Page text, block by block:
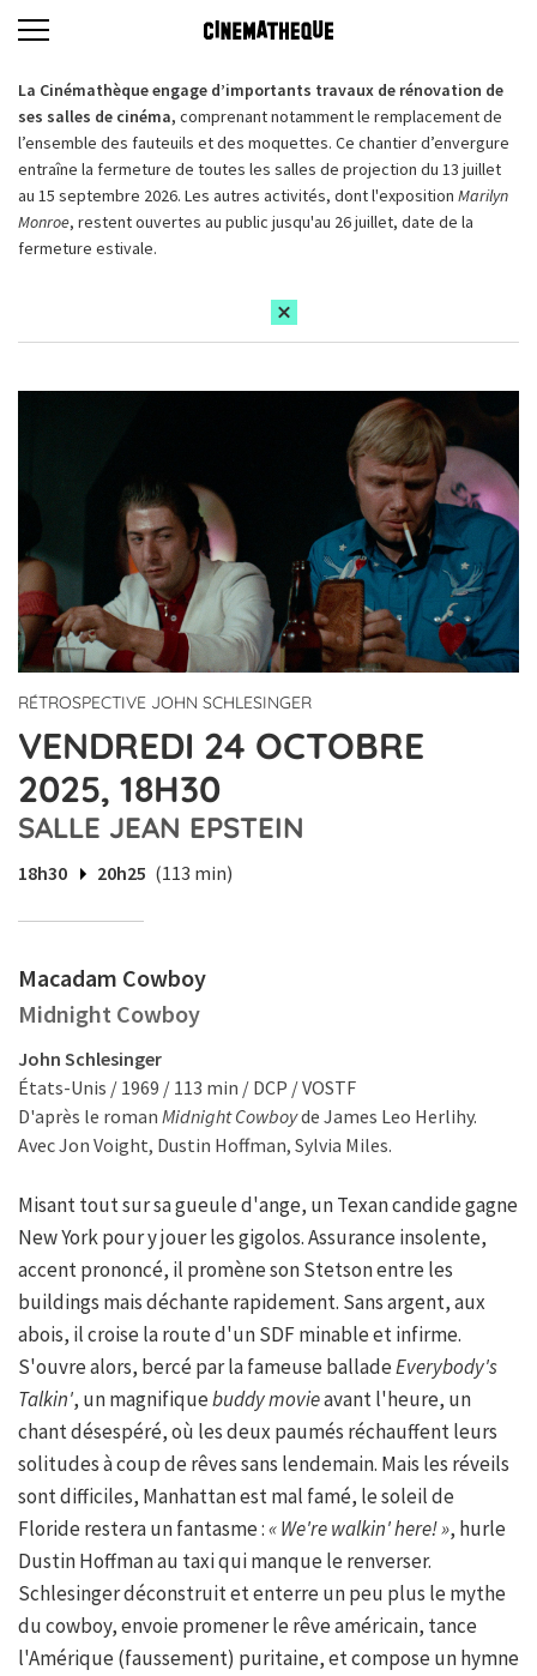
La Cinémathèque engage d’importants travaux de rénovation de
ses salles de cinéma, comprenant notamment le remplacement de
l’ensemble des fauteuils et des moquettes. Ce chantier d’envergure
entraîne la fermeture de toutes les salles de projection du 13 juillet
au 15 septembre 2026. Les autres activités, dont l'exposition Marilyn
Monroe, restent ouvertes au public jusqu'au 26 juillet, date de la
fermeture estivale.
RÉTROSPECTIVE JOHN SCHLESINGER
VENDREDI 24 OCTOBRE
2025, 18H30
SALLE JEAN EPSTEIN
18h30 20h25 (113 min)
Macadam Cowboy
Midnight Cowboy
John Schlesinger
États-Unis / 1969 / 113 min / DCP / VOSTF
D'après le roman Midnight Cowboyde James Leo Herlihy.
Avec Jon Voight, Dustin Hoffman, Sylvia Miles.
Misant tout sur sa gueule d'ange, un Texan candide gagne
New York pour y jouer les gigolos. Assurance insolente,
accent prononcé, il promène son Stetson entre les
buildings mais déchante rapidement. Sans argent, aux
abois, il croise la route d'un SDF minable et infirme.
S'ouvre alors, bercé par la fameuse balladeEverybody's
Talkin', un magnifiquebuddy movieavant l'heure, un
chant désespéré, où les deux paumés réchauffent leurs
solitudes à coup de rêves sans lendemain. Mais les réveils
sont difficiles, Manhattan est mal famé, le soleil de
Floride restera un fantasme :« We're walkin' here! », hurle
Dustin Hoffman au taxi qui manque le renverser.
Schlesinger déconstruit et enterre un peu plus le mythe
du cowboy, envoie promener le rêve américain, tance
l'Amérique (faussement) puritaine, et compose un hymne